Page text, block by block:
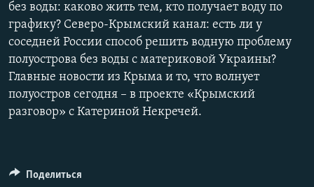
без воды: каково жить тем, кто получает воду по
графику? Северо-Крымский канал: есть ли у
соседней России способ решить водную проблему
полуострова без воды с материковой Украины?
Главные новости из Крыма и то, что волнует
полуостров сегодня – в проекте «Крымский
разговор» с Катериной Некречей.
Поделиться